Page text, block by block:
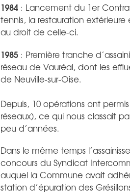
1984: Lancement du 1er
tennis, la restauration
au droit de celle-ci.
1985: Première tranche
réseau de Vauréal, dont les
de Neuville-sur-Oise.
Depuis, 10 opérations ont
réseaux), ce qui nous classait
peu d’années.
Dans le même temps
concours du Syndicat
auquel la Commune avait
station d’épuration des